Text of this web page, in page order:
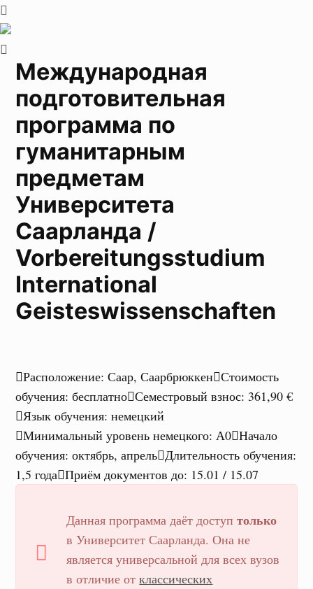
Международная
подготовительная
программа по
гуманитарным
предметам
Университета
Саарланда /
Vorbereitungsstudium
International
Geisteswissenschaften
Расположение:Саар, Саарбрюккен Стоимость
обучения:бесплатно Семестровый взнос: 361,90 €
Язык обучения:немецкий
Минимальный уровень немецкого:А0 Начало
обучения:октябрь, апрель Длительность обучения:
1,5 года Приём документов до: 15.01 / 15.07
Данная программа даёт доступтолько
в Университет Саарланда. Она не
является универсальной для всех вузов
в отличие отклассических